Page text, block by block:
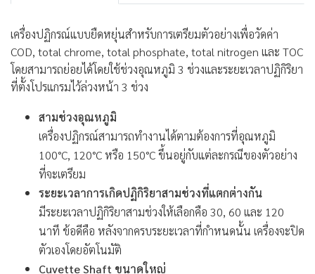
เครื่องปฏิกรณ์แบบยืดหยุ่นสำหรับการเตรียมตัวอย่างเพื่อวัดค่า
COD, total chrome, total phosphate, total nitrogen และ TOC
โดยสามารถย่อยได้โดยใช้ช่วงอุณหภูมิ 3 ช่วงและระยะเวลาปฏิกิริยา
ที่ตั้งโปรแกรมไว้ล่วงหน้า 3 ช่วง
สามช่วงอุณหภูมิ
เครื่องปฏิกรณ์สามารถทำงานได้ตามต้องการที่อุณหภูมิ
100°C, 120°C หรือ 150°C ขึ้นอยู่กับแต่ละกรณีของตัวอย่าง
ที่จะเตรียม
ระยะเวลาการเกิดปฏิกิริยาสามช่วงที่แตกต่างกัน
มีระยะเวลาปฏิกิริยาสามช่วงให้เลือกคือ 30, 60 และ 120
นาที ข้อดีคือ หลังจากครบระยะเวลาที่กำหนดนั้น เครื่องจะปิด
ตัวเองโดยอัตโนมัติ
Cuvette Shaft ขนาดใหญ่